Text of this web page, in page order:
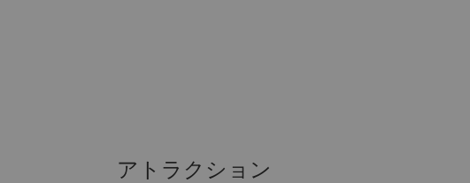
シャングリ・ラ ホテル 天津は、天津
アトラクション